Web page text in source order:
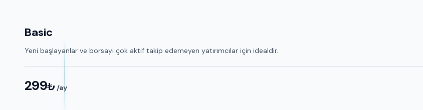
Basic
Yeni başlayanlar ve borsayı çok aktif takip edemeyen yatırımcılar için idealdir.
299₺ /ay